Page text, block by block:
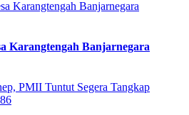
Karangtengah Banjarnegara